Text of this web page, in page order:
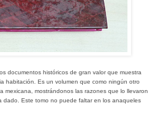
documentos históricos de gran valor que muestra
habitación. Es un volumen que como ningún otro
mexicana, mostrándonos las razones que lo llevaron
dado.
Este tomo no puede faltar en los anaqueles